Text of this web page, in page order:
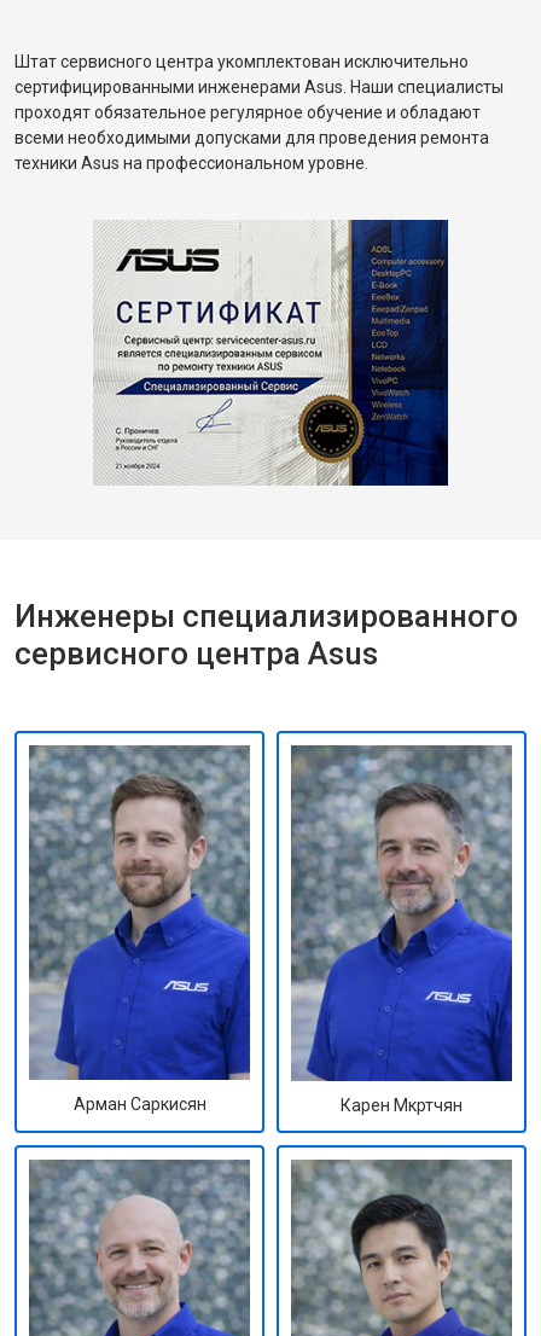
Штат сервисного центра укомплектован исключительно
сертифицированными инженерами Asus. Наши специалисты
проходят обязательное регулярное обучение и обладают
всеми необходимыми допусками для проведения ремонта
техники Asus на профессиональном уровне.
Инженеры специализированного
сервисного центра Asus
Арман Саркисян Карен Мкртчян